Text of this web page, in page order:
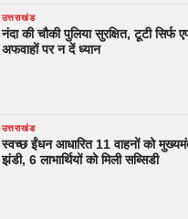
उत्तराखंड
नंदा की चौकी पुलिया सुरक्षित, टूटी सिर्फ
अफवाहों पर न दें ध्यान
उत्तराखंड
स्वच्छ ईंधन आधारित 11 वाहनों को
झंडी, 6 लाभार्थियों को मिली सब्सिडी